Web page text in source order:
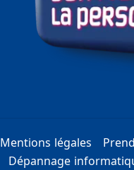
Mentions légales
Dépannage